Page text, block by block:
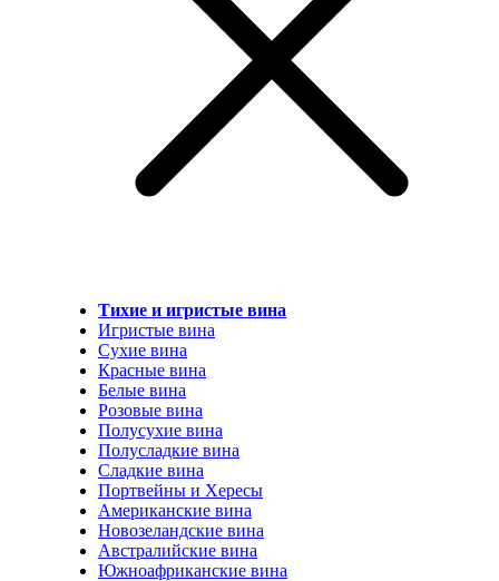
Тихие и игристые вина
Игристые вина
Сухие вина
Красные вина
Белые вина
Розовые вина
Полусухие вина
Полусладкие вина
Сладкие вина
Портвейны и Хересы
Американские вина
Новозеландские вина
Австралийские вина
Южноафриканские вина